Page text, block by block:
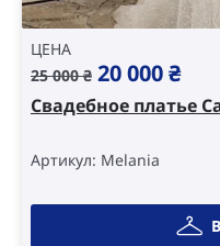
ЦЕНА
25 000₴ Original
price
25
20 000₴
Свадебное платье
Артикул: Melania